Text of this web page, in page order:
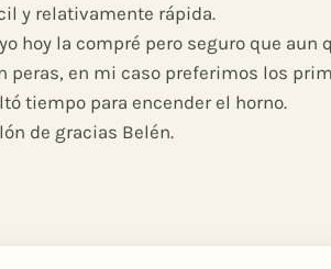
y relativamente rápida.
hoy la compré pero seguro que aun
peras, en mi caso preferimos los
tiempo para encender el horno.
de gracias Belén.